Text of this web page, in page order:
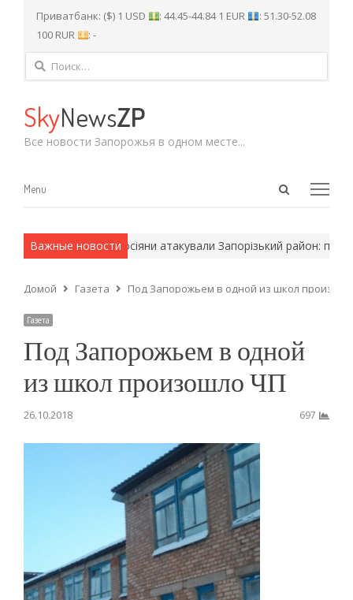
Приватбанк: ($) 1 USD : 44.45-44.84 1 EUR
: 51.30-52.08
100 RUR
: -
Найти:
SkyNewsZP
Все новости Запорожья в одном месте...
Open
Menu
Menu
Важные новости
методы. Росіяни атакували Запорізький район:
Домой Газета Под Запорожьем в одной из школ
Газета
Под Запорожьем в одной
из школ произошло ЧП
26.10.2018 697